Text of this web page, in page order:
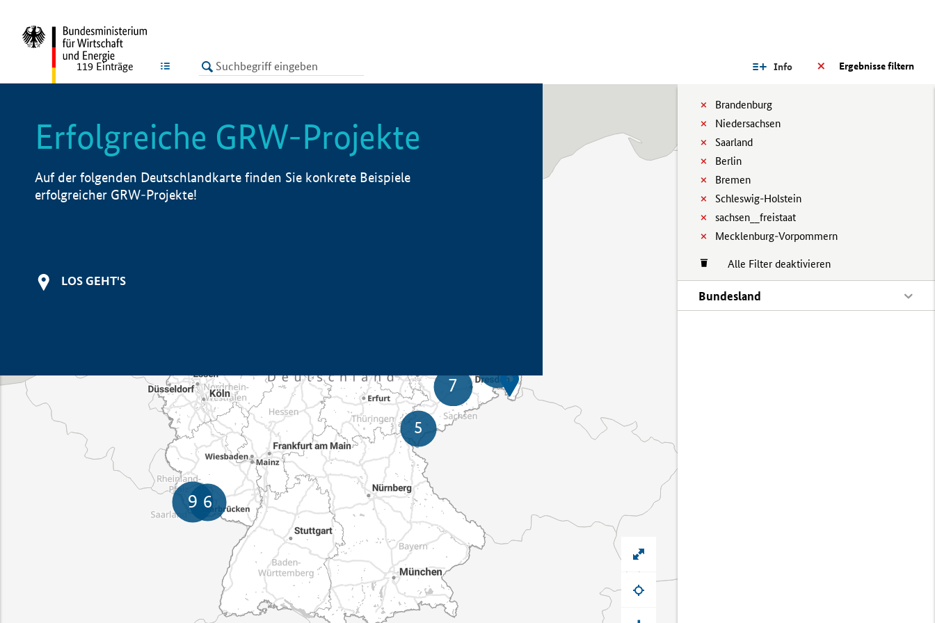
LISTE Ergebnisse filtern
Info
Brandenburg
Niedersachsen
Saarland
Berlin
Bremen
Schleswig-Holstein
sachsen__freistaat
Mecklenburg-Vorpommern
Alle Filter deaktivieren
Bundesland
119 Einträge
Erfolgreiche GRW-Projekte
Auf der folgenden Deutschlandkarte finden Sie konkrete Beispiele
erfolgreicher GRW-Projekte!
LOS GEHT'S